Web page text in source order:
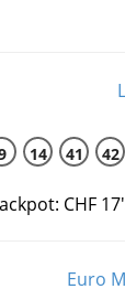
14 41 42
CHF
Euro